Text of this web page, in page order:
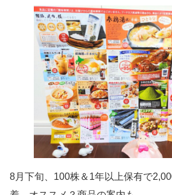
8月下旬、100株＆1年以上保有で